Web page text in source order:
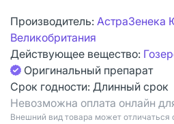
Производитель: АстраЗенека
Великобритания
Действующее вещество:
Оригинальный препарат
Срок годности: Длинный срок
Невозможна оплата онлайн
Bнешний вид товара может отличаться